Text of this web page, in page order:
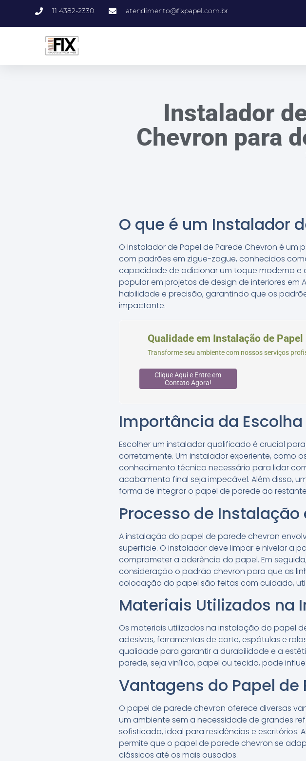
11 4382-2330 atendimento@fixpapel.com.br
Instalador
Chevron para
O que é um Instalador
O Instalador de Papel de Parede Chevron é
com padrões em zigue-zague, conhecidos
capacidade de adicionar um toque moderno
popular em projetos de design de interiores em
habilidade e precisão, garantindo que os
impactante.
Qualidade em Instalação de Papel
Transforme seu ambiente com nossos serviços
Clique Aqui e Entre em
Contato Agora!
Importância da
Escolher um instalador qualificado é crucial
corretamente. Um instalador experiente, como
conhecimento técnico necessário para lidar
acabamento final seja impecável. Além disso,
forma de integrar o papel de parede ao
Processo de Instalação
A instalação do papel de parede chevron
superfície. O instalador deve limpar e nivelar a
comprometer a aderência do papel. Em
consideração o padrão chevron para que as
colocação do papel são feitas com cuidado,
Materiais Utilizados na
Os materiais utilizados na instalação do papel
adesivos, ferramentas de corte, espátulas e
qualidade para garantir a durabilidade e a
parede, seja vinílico, papel ou tecido, pode
Vantagens do Papel de
O papel de parede chevron oferece diversas
um ambiente sem a necessidade de grandes
sofisticado, ideal para residências e escritórios.
permite que o papel de parede chevron se
clássicos até os mais ousados.